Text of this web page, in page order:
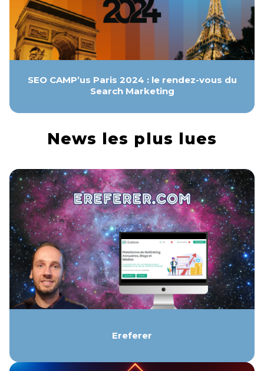
SEO CAMP’us Paris 2024 : le rendez-vous du
Search Marketing
News les plus lues
Ereferer